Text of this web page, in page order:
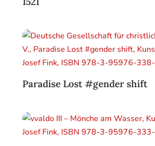
Paradise Lost #gender shift